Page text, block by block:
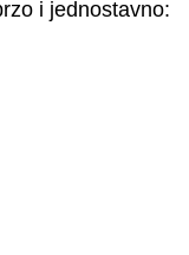
i jednostavno: